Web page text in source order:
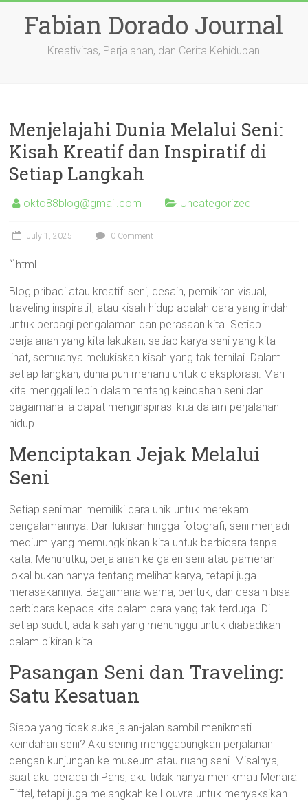
contentFabian Dorado Journal
Kreativitas, Perjalanan, dan Cerita Kehidupan
Menjelajahi Dunia Melalui Seni:
Kisah Kreatif dan Inspiratif di
Setiap Langkah
okto88blog@gmail.com Uncategorized
July 1, 2025 0 Comment
“`html
Blog pribadi atau kreatif: seni, desain, pemikiran visual,
traveling inspiratif, atau kisah hidup adalah cara yang indah
untuk berbagi pengalaman dan perasaan kita. Setiap
perjalanan yang kita lakukan, setiap karya seni yang kita
lihat, semuanya melukiskan kisah yang tak ternilai. Dalam
setiap langkah, dunia pun menanti untuk dieksplorasi. Mari
kita menggali lebih dalam tentang keindahan seni dan
bagaimana ia dapat menginspirasi kita dalam perjalanan
hidup.
Menciptakan Jejak Melalui
Seni
Setiap seniman memiliki cara unik untuk merekam
pengalamannya. Dari lukisan hingga fotografi, seni menjadi
medium yang memungkinkan kita untuk berbicara tanpa
kata. Menurutku, perjalanan ke galeri seni atau pameran
lokal bukan hanya tentang melihat karya, tetapi juga
merasakannya. Bagaimana warna, bentuk, dan desain bisa
berbicara kepada kita dalam cara yang tak terduga. Di
setiap sudut, ada kisah yang menunggu untuk diabadikan
dalam pikiran kita.
Pasangan Seni dan Traveling:
Satu Kesatuan
Siapa yang tidak suka jalan-jalan sambil menikmati
keindahan seni? Aku sering menggabungkan perjalanan
dengan kunjungan ke museum atau ruang seni. Misalnya,
saat aku berada di Paris, aku tidak hanya menikmati Menara
Eiffel, tetapi juga melangkah ke Louvre untuk menyaksikan